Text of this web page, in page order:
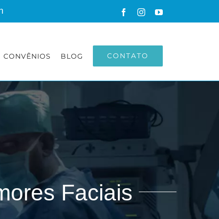
FacebookInstagramYouTube
CONVÊNIOS BLOG CONTATO
Faciais